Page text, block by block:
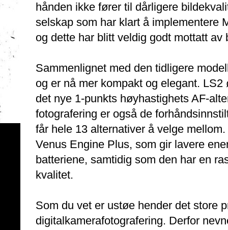
hånden ikke fører til dårligere
selskap som har klart å implementere
og dette har blitt veldig godt mottatt av
Sammenlignet med den tidligere
og er nå mer kompakt og elegant.
det nye 1-punkts høyhastighets AF-
fotografering er også de
får hele 13 alternativer å velge
Venus Engine Plus, som gir lavere
batteriene, samtidig som den har en
kvalitet.
Som du vet er ustøe hender det store
digitalkamerafotografering. Derfor